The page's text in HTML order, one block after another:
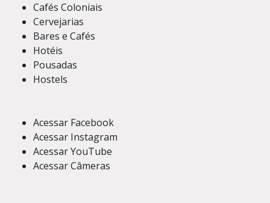
Cafés Coloniais
Cervejarias
Bares e Cafés
Hotéis
Pousadas
Hostels
Acessar Facebook
Acessar Instagram
Acessar YouTube
Acessar Câmeras